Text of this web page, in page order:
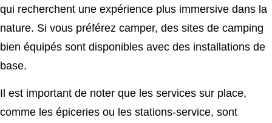
qui recherchent une expérience plus immersive dans la
nature. Si vous préférez camper, des sites de camping
bien équipés sont disponibles avec des installations de
base.
Il est important de noter que les services sur place,
comme les épiceries ou les stations-service, sont